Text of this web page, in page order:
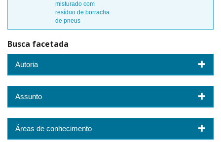
misturado com
resíduo de borracha
de pneus
Busca facetada
Autoria
Assunto
Áreas de conhecimento